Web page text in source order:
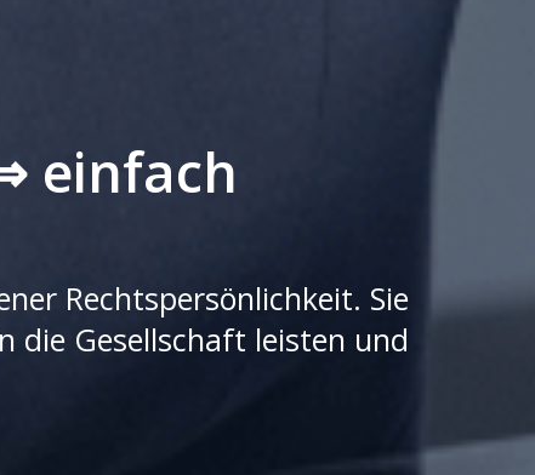
einfach
Rechtspersönlichkeit. Sie
die Gesellschaft leisten und